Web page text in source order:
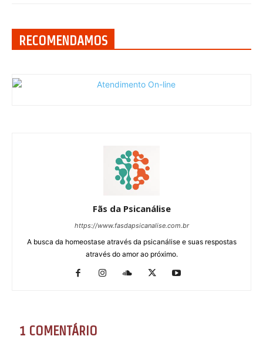
RECOMENDAMOS
Fãs da Psicanálise
https://www.fasdapsicanalise.com.br
A busca da homeostase através da psicanálise e suas respostas
através do amor ao próximo.
1 COMENTÁRIO